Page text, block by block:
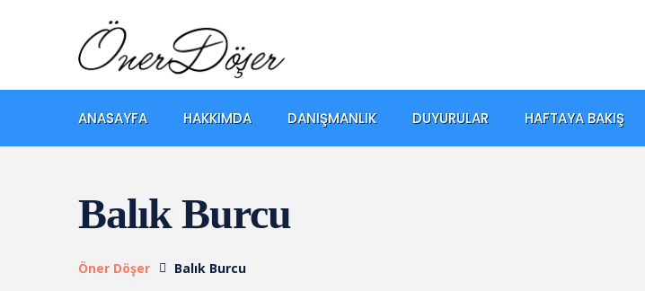
ANASAYFA HAKKIMDA DANIŞMANLIK DUYURULAR HAFTAYA BAKIŞ
Balık Burcu
Öner Döşer Balık Burcu